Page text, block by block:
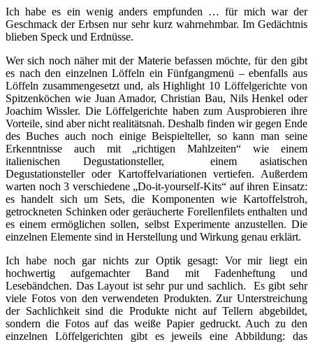
Ich habe es ein wenig anders empfunden … für mich war der
Geschmack der Erbsen nur sehr kurz wahrnehmbar. Im Gedächtnis
blieben Speck und Erdnüsse.
Wer sich noch näher mit der Materie befassen möchte, für den gibt
es nach den einzelnen Löffeln ein Fünfgangmenü – ebenfalls aus
Löffeln zusammengesetzt und, als Highlight 10 Löffelgerichte von
Spitzenköchen wie Juan Amador, Christian Bau, Nils Henkel oder
Joachim Wissler. Die Löffelgerichte haben zum Ausprobieren ihre
Vorteile, sind aber nicht realitätsnah. Deshalb finden wir gegen Ende
des Buches auch noch einige Beispielteller, so kann man seine
Erkenntnisse auch mit „richtigen Mahlzeiten“ wie einem
italienischen Degustationsteller, einem asiatischen
Degustationsteller oder Kartoffelvariationen vertiefen. Außerdem
warten noch 3 verschiedene „Do-it-yourself-Kits“ auf ihren Einsatz:
es handelt sich um Sets, die Komponenten wie Kartoffelstroh,
getrockneten Schinken oder geräucherte Forellenfilets enthalten und
es einem ermöglichen sollen, selbst Experimente anzustellen. Die
einzelnen Elemente sind in Herstellung und Wirkung genau erklärt.
Ich habe noch gar nichts zur Optik gesagt: Vor mir liegt ein
hochwertig aufgemachter Band mit Fadenheftung und
Lesebändchen. Das Layout ist sehr pur und sachlich. Es gibt sehr
viele Fotos von den verwendeten Produkten. Zur Unterstreichung
der Sachlichkeit sind die Produkte nicht auf Tellern abgebildet,
sondern die Fotos auf das weiße Papier gedruckt. Auch zu den
einzelnen Löffelgerichten gibt es jeweils eine Abbildung: das